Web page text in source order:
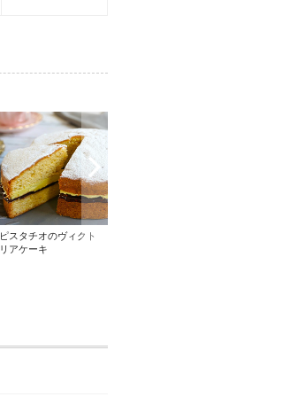
ピスタチオのヴィクト
リアケーキ